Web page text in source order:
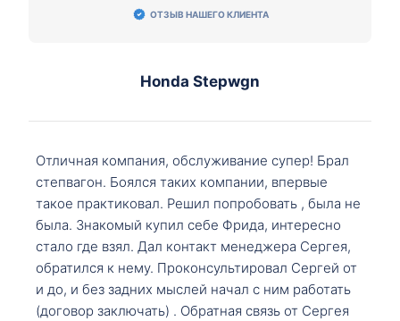
ОТЗЫВ НАШЕГО КЛИЕНТА
Honda Stepwgn
Отличная компания, обслуживание супер! Брал
степвагон. Боялся таких компании, впервые
такое практиковал. Решил попробовать , была не
была. Знакомый купил себе Фрида, интересно
стало где взял. Дал контакт менеджера Сергея,
обратился к нему. Проконсультировал Сергей от
и до, и без задних мыслей начал с ним работать
(договор заключать) . Обратная связь от Сергея